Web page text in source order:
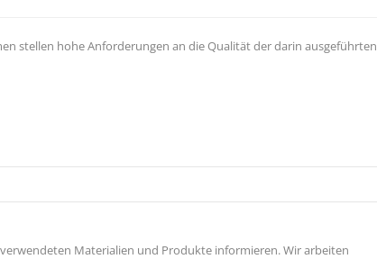
stellen hohe Anforderungen an die Qualität der darin ausgeführten
Materialien und Produkte informieren. Wir arbeiten